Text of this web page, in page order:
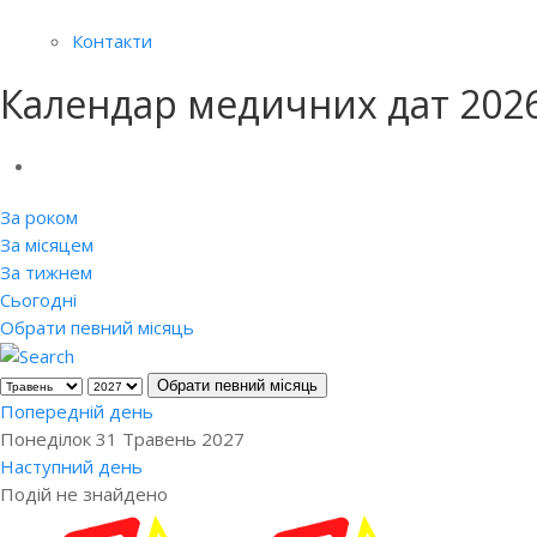
Контакти
Календар медичних дат
За роком
За місяцем
За тижнем
Сьогодні
Обрати певний місяць
Обрати певний місяць
Попередній день
Понеділок 31 Травень 2027
Наступний день
Подій не знайдено